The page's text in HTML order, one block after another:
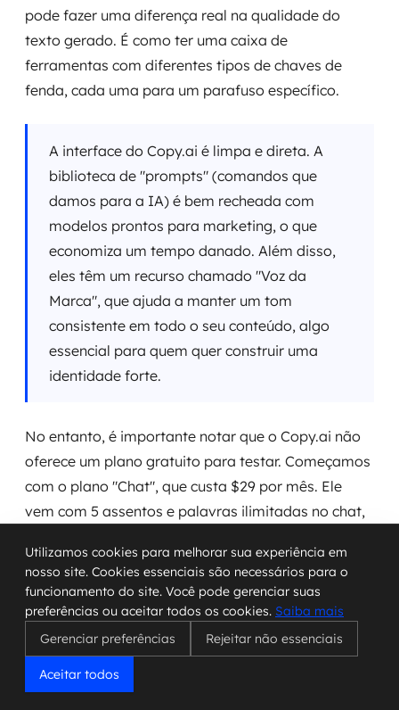
pode fazer uma diferença real na qualidade do
texto gerado. É como ter uma caixa de
ferramentas com diferentes tipos de chaves de
fenda, cada uma para um parafuso específico.
A interface do Copy.ai é limpa e direta. A
biblioteca de "prompts" (comandos que
damos para a IA) é bem recheada com
modelos prontos para marketing, o que
economiza um tempo danado. Além disso,
eles têm um recurso chamado "Voz da
Marca", que ajuda a manter um tom
consistente em todo o seu conteúdo, algo
essencial para quem quer construir uma
identidade forte.
No entanto, é importante notar que o Copy.ai não
oferece um plano gratuito para testar. Começamos
com o plano "Chat", que custa $29 por mês. Ele
vem com 5 assentos e palavras ilimitadas no chat,
começando a explorar o potencial da IA para
negócios.
Para equipes que precisam de mais automação e
controle sobre a marca, o plano "Agents" sai por
$249 mensais, oferecendo mais assentos e
Utilizamos cookies para melhorar sua experiência em
nosso site. Cookies essenciais são necessários para o
funcionamento do site. Você pode gerenciar suas
preferências ou aceitar todos os cookies. Saiba mais
Gerenciar preferências
Rejeitar não essenciais
Aceitar todos